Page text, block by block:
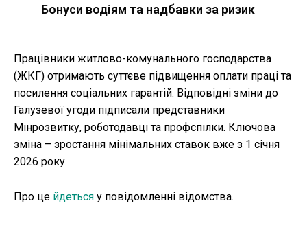
Бонуси водіям та надбавки за ризик
Працівники житлово-комунального господарства
(ЖКГ) отримають суттєве підвищення оплати праці та
посилення соціальних гарантій. Відповідні зміни до
Галузевої угоди підписали представники
Мінрозвитку, роботодавці та профспілки. Ключова
зміна – зростання мінімальних ставок вже з 1 січня
2026 року.
Про це йдеться у повідомленні відомства.